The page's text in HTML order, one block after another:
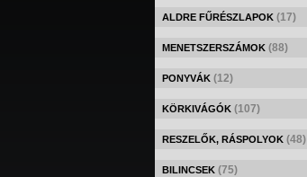
ALDRE FŰRÉSZLAPOK (17)
MENETSZERSZÁMOK (88)
PONYVÁK (12)
KÖRKIVÁGÓK (107)
RESZELŐK, RÁSPOLYOK (48)
BILINCSEK (75)